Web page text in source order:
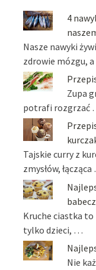
4
Nasze nawyki
zdrowie mózgu,
Zupa
potrafi rozgrzać
Tajskie curry z
zmysłów,
Kruche ciastka
tylko dzieci, …
Nie